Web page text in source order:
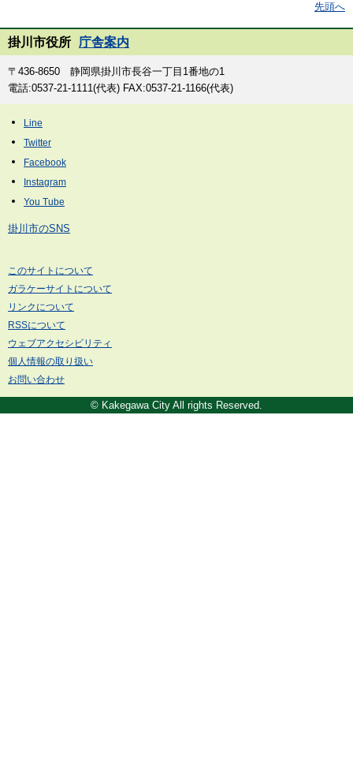
先頭へ
掛川市役所 庁舎案内
〒436-8650 静岡県掛川市長谷一丁目1番地の1
電話:0537-21-1111(代表) FAX:0537-21-1166(代表)
掛川市のSNS
このサイトについて
ガラケーサイトについて
リンクについて
RSSについて
ウェブアクセシビリティ
個人情報の取り扱い
お問い合わせ
© Kakegawa City All rights Reserved.